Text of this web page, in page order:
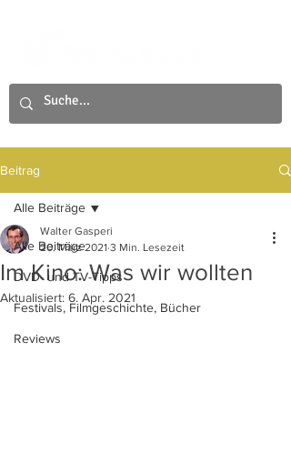
Beitrag
Alle Beiträge
DVD- und TV-Tipps
Festivals, Filmgeschichte, Bücher
Reviews
Alle Beiträge
Im Kino: Was wir wollten
Walter Gasperi
20. März 2021 3 Min. Lesezeit
Aktualisiert: 6. Apr. 2021